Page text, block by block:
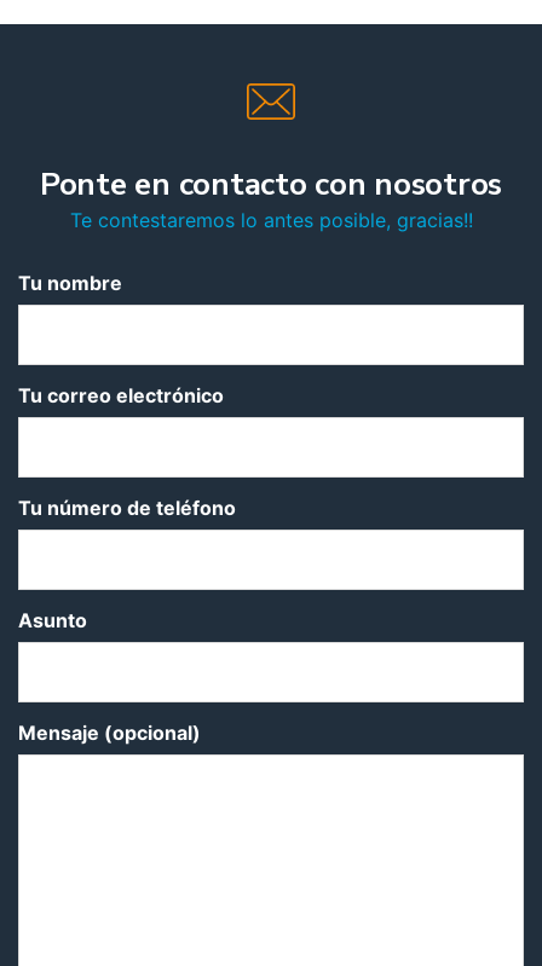
Ponte en contacto con nosotros
Te contestaremos lo antes posible, gracias!!
Tu nombre
Tu correo electrónico
Tu número de teléfono
Asunto
Mensaje (opcional)